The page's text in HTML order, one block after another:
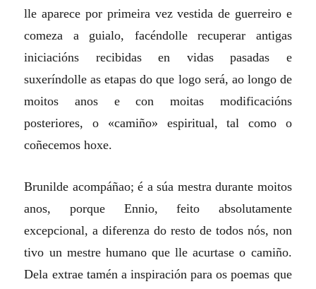
lle aparece por primeira vez vestida de guerreiro e
comeza a guialo, facéndolle recuperar antigas
iniciacións recibidas en vidas pasadas e
suxeríndolle as etapas do que logo será, ao longo de
moitos anos e con moitas modificacións
posteriores, o «camiño» espiritual, tal como o
coñecemos hoxe.
Brunilde acompáñao; é a súa mestra durante moitos
anos, porque Ennio, feito absolutamente
excepcional, a diferenza do resto de todos nós, non
tivo un mestre humano que lle acurtase o camiño.
Dela extrae tamén a inspiración para os poemas que